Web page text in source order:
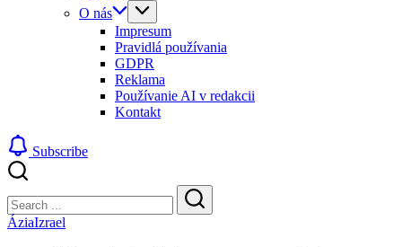
O nás
Impresum
Pravidlá používania
GDPR
Reklama
Používanie AI v redakcii
Kontakt
Subscribe
Search
Search
ÁziaIzrael